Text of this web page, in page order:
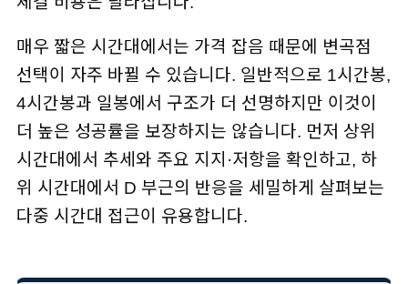
매우 짧은 시간대에서는 가격 잡음 때문에 변곡점
선택이 자주 바뀔 수 있습니다. 일반적으로 1시간봉,
4시간봉과 일봉에서 구조가 더 선명하지만 이것이
더 높은 성공률을 보장하지는 않습니다. 먼저 상위
시간대에서 추세와 주요 지지·저항을 확인하고, 하
위 시간대에서 D 부근의 반응을 세밀하게 살펴보는
다중 시간대 접근이 유용합니다.